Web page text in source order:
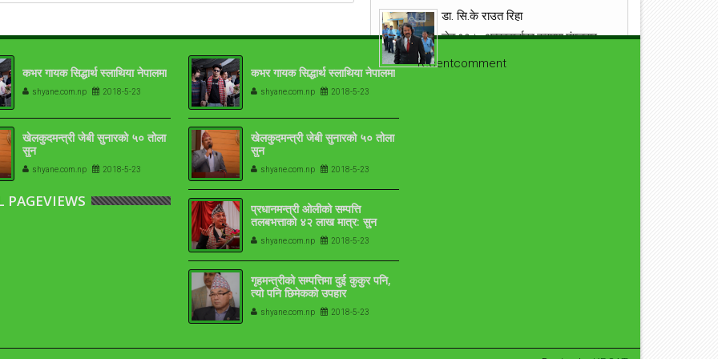
डा. सि.के राउत रिहा
जेठ १३। अन्तरवार्ताका क्रममा मंगलबार
सप्तरी प्रहरीबाट रिहा । बिभिन्न बिषयमा
यसरी झस्किन !
आफ्नो ७ औँ एल्बम...
शुक्रबार फिल्मको नारायणहिटी दरबार परिसरमा सुटिङ भयो।
कभर गायक सिद्धार्थ स्लाथिया नेपालमा
shyane.com.np 2018-5-23
खेलकुदमन्त्री जेबी सुनारको ५० तोला
सुन
shyane.com.np 2018-5-23
PAGEVIEWS
कभर गायक सिद्धार्थ स्लाथिया नेपालमा
shyane.com.np 2018-5-23
खेलकुदमन्त्री जेबी सुनारको ५० तोला
सुन
shyane.com.np 2018-5-23
प्रधानमन्त्री ओलीको सम्पत्ति
तलबभत्ताको ४२ लाख मात्र: सुन
१७-१८ तोला
shyane.com.np 2018-5-23
गृहमन्त्रीको सम्पत्तिमा दुई कुकुर पनि,
त्यो पनि छिमेकको उपहार
shyane.com.np 2018-5-23
recentcomment